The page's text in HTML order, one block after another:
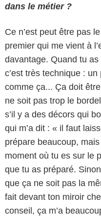
dans le métier ?
Ce n’est peut être pas
premier qui me vient à
davantage. Quand tu
c’est très technique :
comme ça... Ça doit
ne soit pas trop le
s’il y a des décors qui
qui m’a dit : « il faut
prépare beaucoup,
moment où tu es sur le
que tu as préparé.
que ça ne soit pas la
fait devant ton miroir
conseil, ça m’a